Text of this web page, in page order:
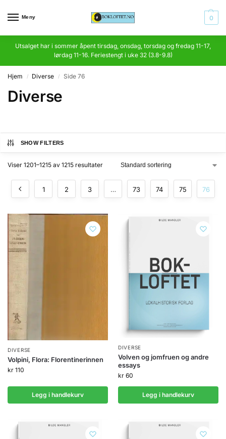
Meny 0
Utsalget har i sommer åpent tirsdag, onsdag, torsdag og fredag 11-17,
lørdag 11-16. Feriestengt i uke 32 (3.8-9.8)
Hjem / Diverse / Side 76
Diverse
SHOW FILTERS
Viser 1201–1215 av 1215 resultater
1 2 3 … 73 74 75 76
DIVERSE
Volpini, Flora: Florentinerinnen
kr 110
Legg i handlekurv
DIVERSE
Volven og jomfruen og andre
essays
kr 60
Legg i handlekurv